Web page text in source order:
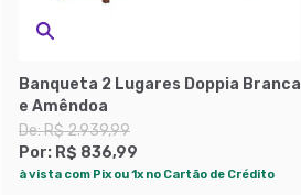
Banqueta 2 Lugares Doppia Branca
e Amêndoa
De:R$ 2.939,99
Por: R$ 836,99
à vista com Pix ou 1x no Cartão de Crédito